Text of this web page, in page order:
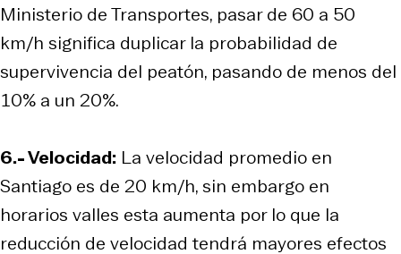
Ministerio de Transportes, pasar de 60 a 50
km/h significa duplicar la probabilidad de
supervivencia del peatón, pasando de menos del
10% a un 20%.
6.- Velocidad: La velocidad promedio en
Santiago es de 20 km/h, sin embargo en
horarios valles esta aumenta por lo que la
reducción de velocidad tendrá mayores efectos